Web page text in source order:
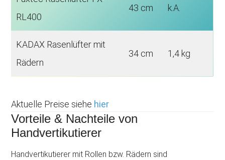
RL400
43 cm k.A.
KADAX Rasenlüfter mit
Rädern
34 cm 1,4 kg
Aktuelle Preise siehe hier
Vorteile & Nachteile von
Handvertikutierer
Handvertikutierer mit Rollen bzw. Rädern sind